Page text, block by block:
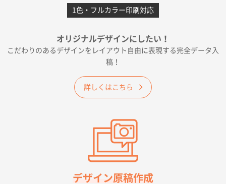
千葉県A社様
2026年06月19日 09:41
価格 大丈夫そうな会社に見えた
大阪府のお客様
A4フルカラークリアファイル1000枚
【ポリ】特別ご注文ページ1000枚
2026年06月08日 17:38
対応の速さ、丁寧さ、提案など
1色・フルカラー印刷対応
オリジナルデザインにしたい！
こだわりのあるデザインをレイアウト自由に表現する完全データ入
稿！
詳しくはこちら
デザイン原稿作成